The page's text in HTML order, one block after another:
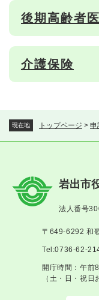
現在地 トップページ > 申
後期高齢者
介護保険
岩出市
法人番号
〒649-6292 和
Tel:0736-62-
開庁時間：午前
（土・日・祝